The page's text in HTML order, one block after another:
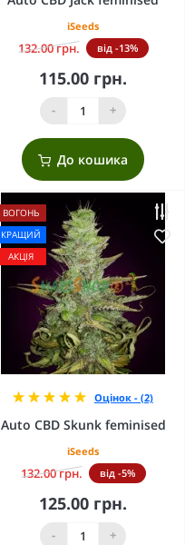
iSeeds
132.00 грн. від -13%
115.00 грн.
- +
До кошика
ВОГОНЬ
КРАЩИЙ
АКЦІЯ
Оцінок - (2)
Auto CBD Skunk feminised
iSeeds
132.00 грн. від -5%
125.00 грн.
- +